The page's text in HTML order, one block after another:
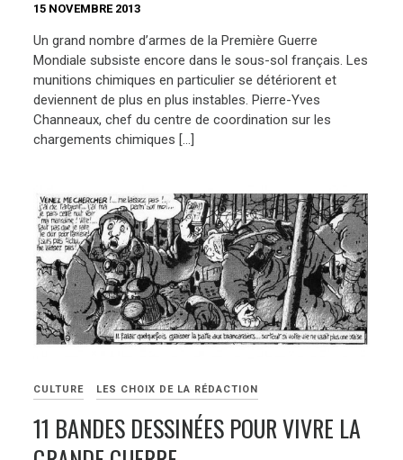
15 NOVEMBRE 2013
Un grand nombre d’armes de la Première Guerre
Mondiale subsiste encore dans le sous-sol français. Les
munitions chimiques en particulier se détériorent et
deviennent de plus en plus instables. Pierre-Yves
Channeaux, chef du centre de coordination sur les
chargements chimiques […]
CULTURE LES CHOIX DE LA RÉDACTION
11 BANDES DESSINÉES POUR VIVRE LA